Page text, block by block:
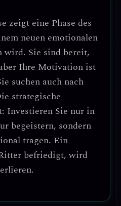
zeigt eine Phase des
neuen emotionalen
wird. Sie sind bereit,
Ihre Motivation ist
suchen auch nach
strategische
Investieren Sie nur in
begeistern, sondern
tragen. Ein
befriedigt, wird